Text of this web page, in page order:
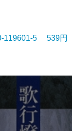
119601-5 539円